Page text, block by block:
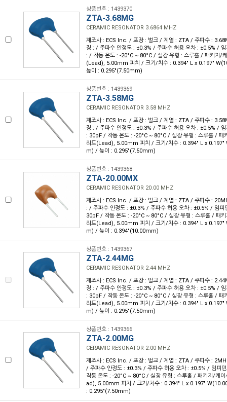
상품번호 : 1439370
ZTA-3.68MG
CERAMIC RESONATOR 3.6864 MHZ
제조사 : ECS Inc. / 포장 : 벌크 / 계열 : ZTA / 주파수 :
징 : / 주파수 안정도 : ±0.3% / 주파수 허용 오차 : ±0.5% /
: / 작동 온도 : -20°C ~ 80°C / 실장 유형 : 스루홀 / 패키지/
(Lead), 5.00mm 피치 / 크기/치수 : 0.394" L x 0.197"
높이 : 0.295"(7.50mm)
상품번호 : 1439369
ZTA-3.58MG
CERAMIC RESONATOR 3.58 MHZ
제조사 : ECS Inc. / 포장 : 벌크 / 계열 : ZTA / 주파수 :
징 : / 주파수 안정도 : ±0.3% / 주파수 허용 오차 : ±0.5% /
: 30pF / 작동 온도 : -20°C ~ 80°C / 실장 유형 : 스루홀 / 패
리드(Lead), 5.00mm 피치 / 크기/치수 : 0.394" L x
m) / 높이 : 0.295"(7.50mm)
상품번호 : 1439368
ZTA-20.00MX
CERAMIC RESONATOR 20.00 MHZ
제조사 : ECS Inc. / 포장 : 벌크 / 계열 : ZTA / 주파수 :
: / 주파수 안정도 : ±0.3% / 주파수 허용 오차 : ±0.5% / 임피
30pF / 작동 온도 : -20°C ~ 80°C / 실장 유형 : 스루홀 / 패
리드(Lead), 5.00mm 피치 / 크기/치수 : 0.394" L x
m) / 높이 : 0.394"(10.00mm)
상품번호 : 1439367
ZTA-2.44MG
CERAMIC RESONATOR 2.44 MHZ
제조사 : ECS Inc. / 포장 : 벌크 / 계열 : ZTA / 주파수 :
징 : / 주파수 안정도 : ±0.3% / 주파수 허용 오차 : ±0.5% /
: 30pF / 작동 온도 : -20°C ~ 80°C / 실장 유형 : 스루홀 / 패
리드(Lead), 5.00mm 피치 / 크기/치수 : 0.394" L x
m) / 높이 : 0.295"(7.50mm)
상품번호 : 1439366
ZTA-2.00MG
CERAMIC RESONATOR 2.00 MHZ
제조사 : ECS Inc. / 포장 : 벌크 / 계열 : ZTA / 주파수 :
/ 주파수 안정도 : ±0.3% / 주파수 허용 오차 : ±0.5% / 임피
작동 온도 : -20°C ~ 80°C / 실장 유형 : 스루홀 / 패키지/케
ad), 5.00mm 피치 / 크기/치수 : 0.394" L x 0.197"
: 0.295"(7.50mm)